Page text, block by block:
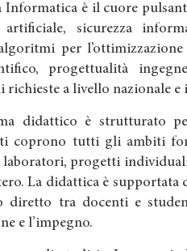
Informatica è il cuore
artificiale, sicurezza
per
progettualità
richieste a livello nazionale e
didattico è strutturato
coprono tutti gli ambiti
progetti
La didattica è
diretto tra docenti e
e l’impegno.